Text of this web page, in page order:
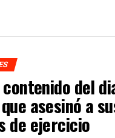
contenido del
asesinó a
de ejercicio